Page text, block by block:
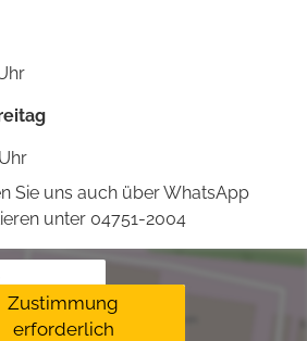
Sie uns auch über WhatsApp
unter 04751-2004
Otterndorf
Zustimmung
erforderlich